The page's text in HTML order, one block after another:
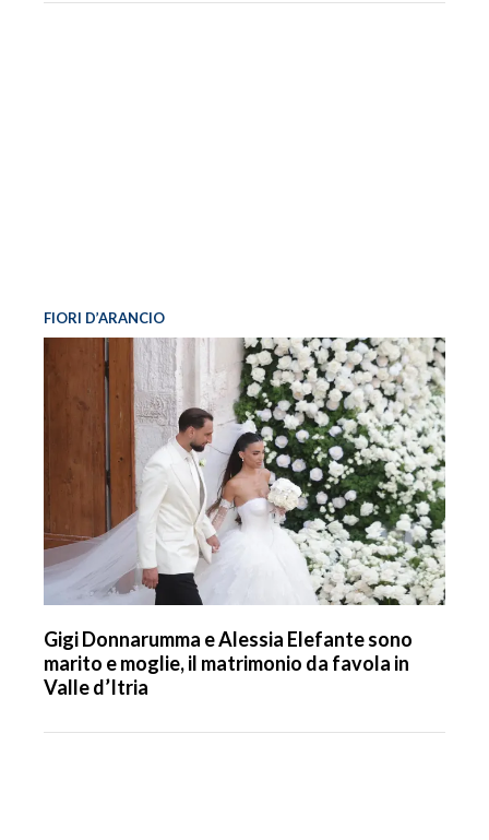
FIORI D’ARANCIO
Gigi Donnarumma e Alessia Elefante sono
marito e moglie, il matrimonio da favola in
Valle d’Itria